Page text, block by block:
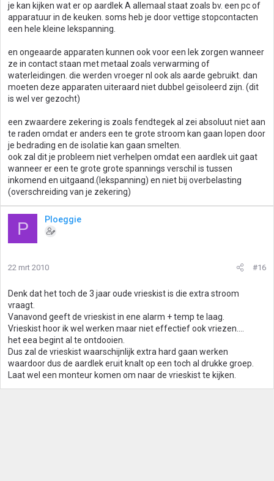
je kan kijken wat er op aardlek A allemaal staat zoals bv. een pc of
apparatuur in de keuken. soms heb je door vettige stopcontacten
een hele kleine lekspanning.
en ongeaarde apparaten kunnen ook voor een lek zorgen wanneer
ze in contact staan met metaal zoals verwarming of
waterleidingen. die werden vroeger nl ook als aarde gebruikt. dan
moeten deze apparaten uiteraard niet dubbel geïsoleerd zijn. (dit
is wel ver gezocht)
een zwaardere zekering is zoals fendtegek al zei absoluut niet aan
te raden omdat er anders een te grote stroom kan gaan lopen door
je bedrading en de isolatie kan gaan smelten.
ook zal dit je probleem niet verhelpen omdat een aardlek uit gaat
wanneer er een te grote grote spannings verschil is tussen
inkomend en uitgaand.(lekspanning) en niet bij overbelasting
(overschreiding van je zekering)
P Ploeggie
22 mrt 2010 #16
Denk dat het toch de 3 jaar oude vrieskist is die extra stroom
vraagt.
Vanavond geeft de vrieskist in ene alarm + temp te laag.
Vrieskist hoor ik wel werken maar niet effectief ook vriezen....
het eea begint al te ontdooien.
Dus zal de vrieskist waarschijnlijk extra hard gaan werken
waardoor dus de aardlek eruit knalt op een toch al drukke groep.
Laat wel een monteur komen om naar de vrieskist te kijken.